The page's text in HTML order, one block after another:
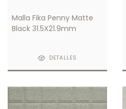
Malla Fika Penny Matte
Black 31.5X21.9mm
DETALLES